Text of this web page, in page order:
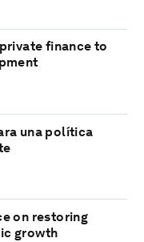
finance to
una política
on restoring
growth